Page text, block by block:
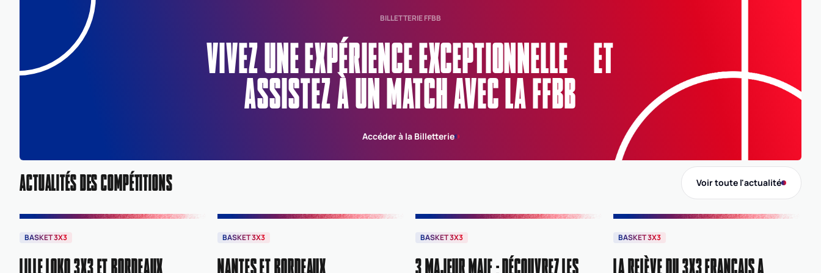
0069
BILLETTERIE FFBB
VIVEZ UNE EXPÉRIENCE EXCEPTIONNELLE ET
ASSISTEZ À UN MATCH AVEC LA FFBB
Accéder à la Billetterie
ACTUALITÉS DES COMPÉTITIONS Voir toute l'actualité
BASKET 3X3
LILLE LOKO 3X3 ET BORDEAUX
BASKET 3X3
NANTES ET BORDEAUX
BASKET 3X3
3 MAJEUR MAIF : DÉCOUVREZ LES
BASKET 3X3
LA RELÈVE DU 3X3 FRANÇAIS A